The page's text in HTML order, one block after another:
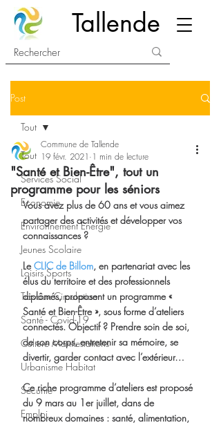
Tallende
Post
Tout
Services Social
Economie
Environnement Energie
Jeunes Scolaire
Loisirs Sports
Travaux Circulation
Santé - Covid-19
Culture Manifestations
Urbanisme Habitat
Sécurité
Emploi
Tout
"Santé et Bien-Être", tout un
programme pour les séniors
Commune de Tallende
19 févr. 2021 1 min de lecture
Vous avez plus de 60 ans et vous aimez
partager des activités et développer vos
connaissances ?
Le CLIC de Billom, en partenariat avec les
élus du territoire et des professionnels
diplômés, proposent un programme «
Santé et Bien-Être », sous forme d’ateliers
connectés. Objectif ? Prendre soin de soi,
de son corps, entretenir sa mémoire, se
divertir, garder contact avec l’extérieur…
Ce riche programme d’ateliers est proposé
du 9 mars au 1er juillet, dans de
nombreux domaines : santé, alimentation,